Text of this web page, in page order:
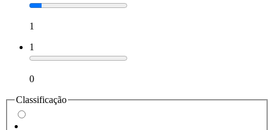
1
1
0
Classificação